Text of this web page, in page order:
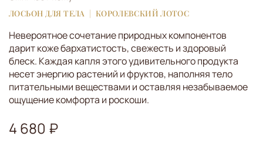
4 680 ₽
ЛОСЬОН ДЛЯ ТЕЛА КОРОЛЕВСКИЙ ЛОТОС
Невероятное сочетание природных компонентов
дарит коже бархатистость, свежесть и здоровый
блеск. Каждая капля этого удивительного продукта
несет энергию растений и фруктов, наполняя тело
питательными веществами и оставляя незабываемое
ощущение комфорта и роскоши.